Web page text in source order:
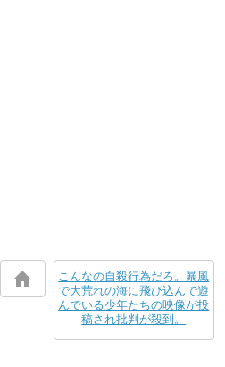
こんなの自殺行為だろ。暴風
で大荒れの海に飛び込んで遊
んでいる少年たちの映像が投
稿され批判が殺到。